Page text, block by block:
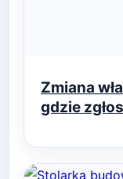
Zmiana
gdzie